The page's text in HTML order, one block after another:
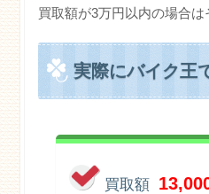
買取額が3万円以内の場合
実際にバイク王
買取額